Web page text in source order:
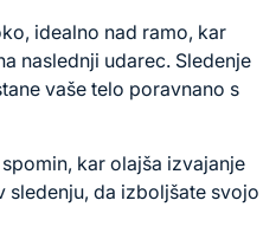
idealno nad ramo, kar
naslednji udarec. Sledenje
vaše telo poravnano s
kar olajša izvajanje
sledenju, da izboljšate svojo